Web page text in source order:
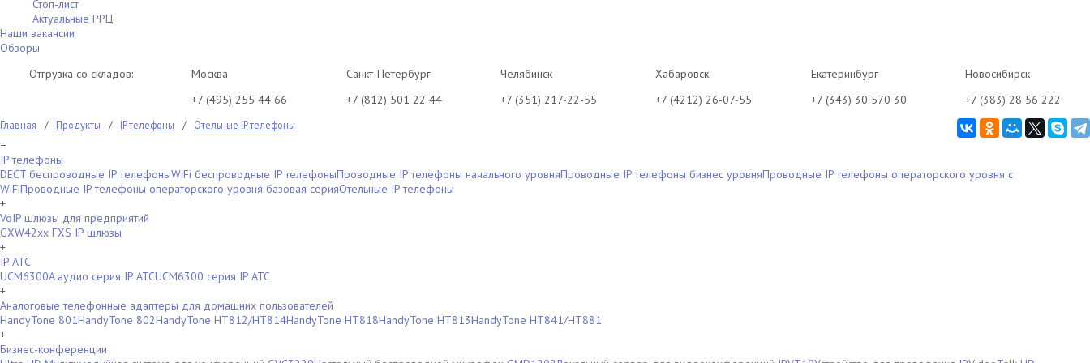
Стоп-лист
Актуальные РРЦ
Наши вакансии
Обзоры
Отгрузка со складов:
Москва
+7 (495) 255 44 66
Санкт-Петербург
+7 (812) 501 22 44
Челябинск
+7 (351) 217-22-55
Хабаровск
+7 (4212) 26-07-55
Екатеринбург
+7 (343) 30 570 30
Новосибирск
+7 (383) 28 56 222
Главная / Продукты / IP телефоны / Отельные IP телефоны
−
IP телефоны
DECT беспроводные IP телефоныWiFi беспроводные IP телефоныПроводные IP телефоны начального уровняПроводные IP телефоны бизнес уровняПроводные IP телефоны операторского уровня с
WiFiПроводные IP телефоны операторского уровня базовая серияОтельные IP телефоны
+
VoIP шлюзы для предприятий
GXW42xx FXS IP шлюзы
+
IP АТС
UCM6300A аудио серия IP АТСUCM6300 серия IP АТС
+
Аналоговые телефонные адаптеры для домашних пользователей
HandyTone 801HandyTone 802HandyTone HT812/HT814HandyTone HT818HandyTone HT813HandyTone HT841/HT881
+
Бизнес-конференции